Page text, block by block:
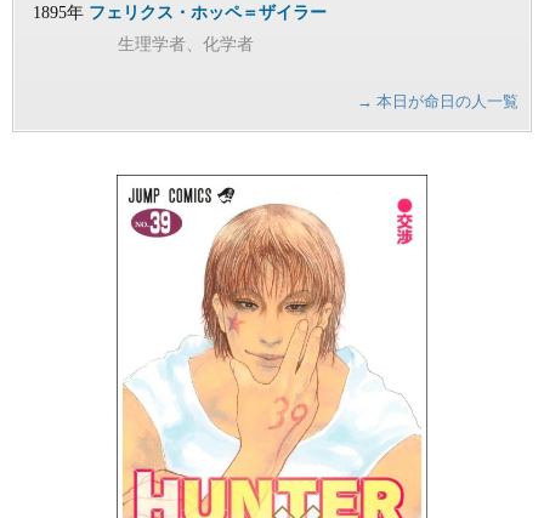
1895年 フェリクス・ホッペ＝ザイラー
生理学者、化学者
→ 本日が命日の人一覧